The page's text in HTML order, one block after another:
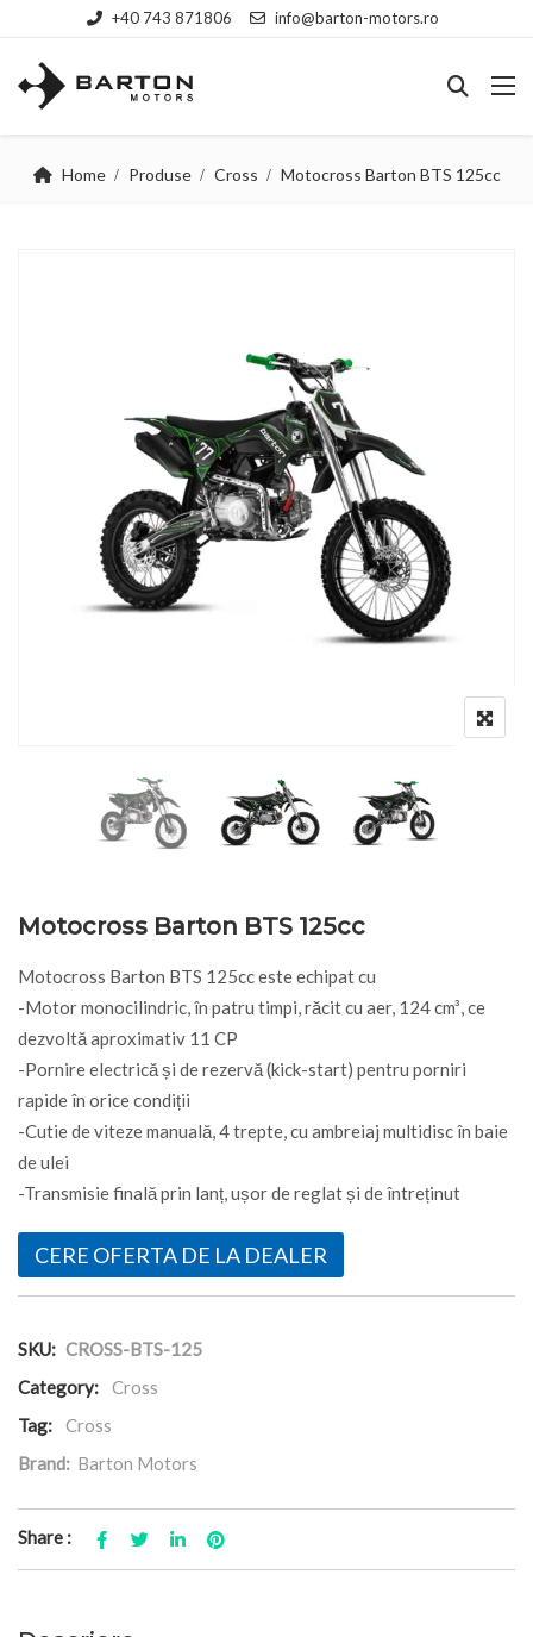
+40 743 871806 info@barton-motors.ro
Home Produse Cross Motocross Barton BTS 125cc
Motocross Barton BTS 125cc
Motocross Barton BTS 125cc este echipat cu
-Motor monocilindric, în patru timpi, răcit cu aer, 124 cm³, ce
dezvoltă aproximativ 11 CP
-Pornire electrică și de rezervă (kick-start) pentru porniri
rapide în orice condiții
-Cutie de viteze manuală, 4 trepte, cu ambreiaj multidisc în baie
de ulei
-Transmisie finală prin lanț, ușor de reglat și de întreținut
CERE OFERTA DE LA DEALER
SKU: CROSS-BTS-125
Category:
Cross
Tag:
Cross
Brand: Barton Motors
Share :